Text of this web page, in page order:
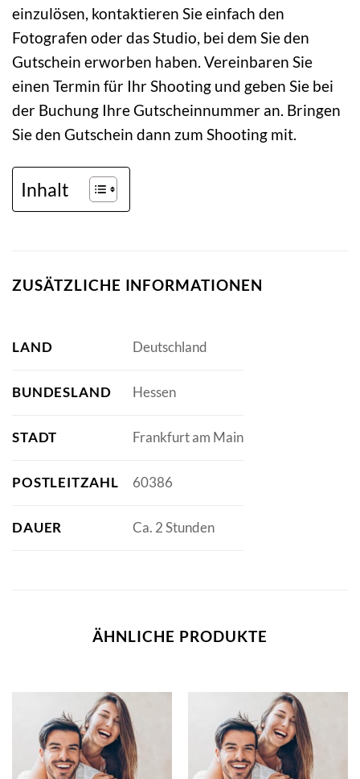
einzulösen, kontaktieren Sie einfach den
Fotografen oder das Studio, bei dem Sie den
Gutschein erworben haben. Vereinbaren Sie
einen Termin für Ihr Shooting und geben Sie bei
der Buchung Ihre Gutscheinnummer an. Bringen
Sie den Gutschein dann zum Shooting mit.
Inhalt
ZUSÄTZLICHE INFORMATIONEN
LAND Deutschland
BUNDESLAND Hessen
STADT Frankfurt am Main
POSTLEITZAHL 60386
DAUER Ca. 2 Stunden
ÄHNLICHE PRODUKTE